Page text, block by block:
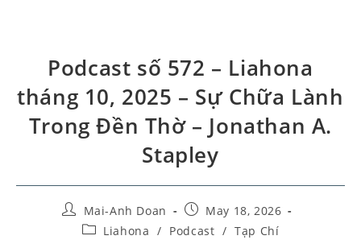
Podcast số 572 – Liahona
tháng 10, 2025 – Sự Chữa Lành
Trong Đền Thờ – Jonathan A.
Stapley
Mai-Anh Doan
May 18, 2026
Liahona / Podcast / Tạp Chí